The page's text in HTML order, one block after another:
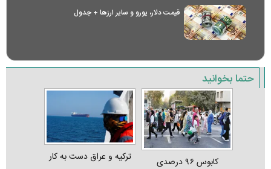
قیمت دلار، یورو و سایر ارز‌ها + جدول
حتما بخوانید
کابوس ۹۶ درصدی
ترکیه و عراق دست به کار